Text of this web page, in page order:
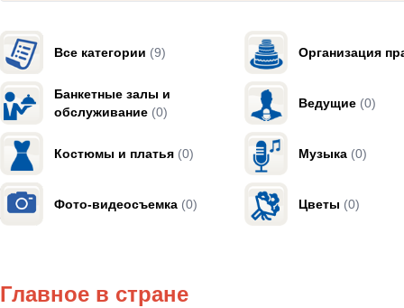
Все категории (9) Организация
Банкетные залы и
обслуживание (0)
Ведущие (0)
Костюмы и платья (0) Музыка (0)
Фото-видеосъемка (0) Цветы (0)
Главное в стране